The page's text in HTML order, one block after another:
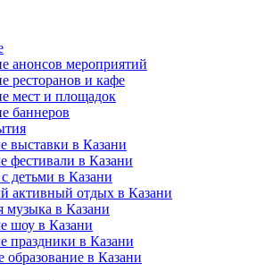
анонсов мероприятий
ресторанов и кафе
мест и площадок
баннеров
выставки в Казани
фестивали в Казани
детьми в Казани
активный отдых в Казани
музыка в Казани
шоу в Казани
праздники в Казани
образование в Казани